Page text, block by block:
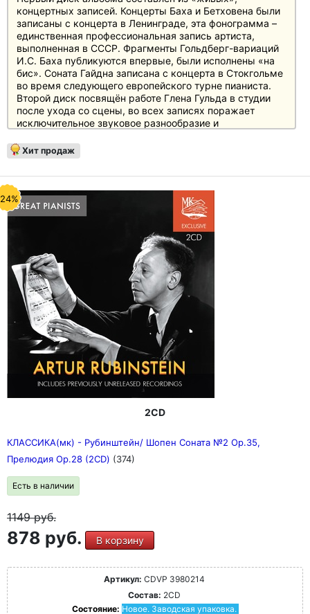
концертных записей. Концерты Баха и Бетховена были
записаны с концерта в Ленинграде, эта фонограмма –
единственная профессиональная запись артиста,
выполненная в СССР. Фрагменты Гольдберг-вариаций
И.С. Баха публикуются впервые, были исполнены «на
бис». Соната Гайдна записана с концерта в Стокгольме
во время следующего европейского турне пианиста.
Второй диск посвящён работе Глена Гульда в студии
после ухода со сцены, во всех записях поражает
исключительное звуковое разнообразие и
Хит продаж
2CD
КЛАССИКА(мк) - Рубинштейн/ Шопен Соната №2 Ор.35,
Прелюдия Ор.28 (2CD) (374)
Есть в наличии
1149руб.
878 руб. В корзину
Артикул: CDVP 3980214
Состав: 2CD
Состояние: Новое. Заводская упаковка.